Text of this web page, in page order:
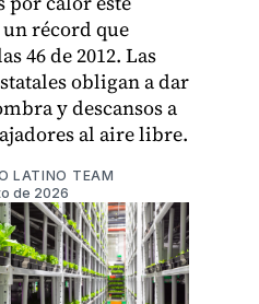
récord que
46 de 2012. Las
obligan a dar
y descansos a
al aire libre.
LATINO TEAM
de 2026